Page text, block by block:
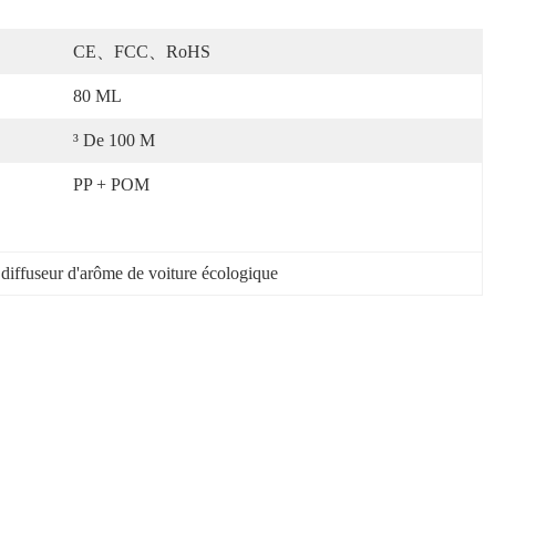
CE、FCC、RoHS
80 ML
³ De 100 M
PP + POM
diffuseur d'arôme de voiture écologique